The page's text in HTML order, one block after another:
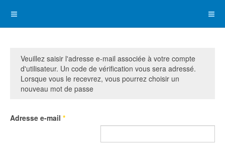
Veuillez saisir l'adresse e-mail associée à votre compte
d'utilisateur. Un code de vérification vous sera adressé.
Lorsque vous le recevrez, vous pourrez choisir un
nouveau mot de passe
Adresse e-mail *